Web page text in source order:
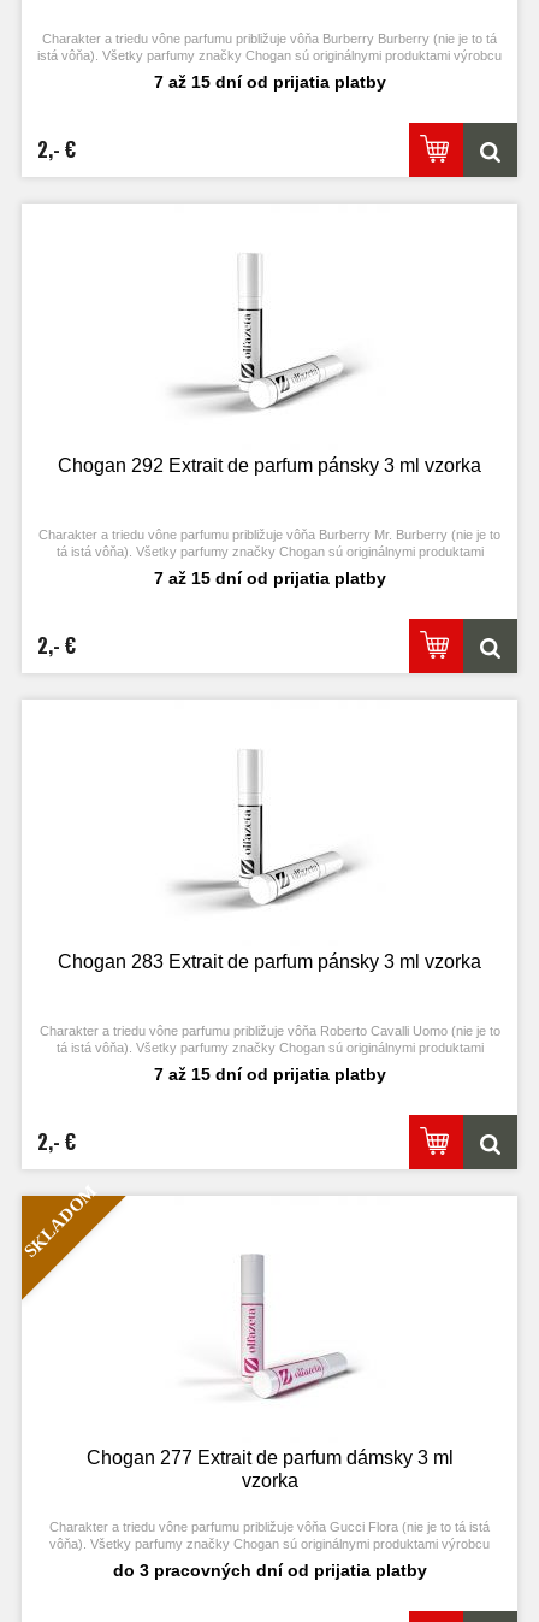
Charakter a triedu vône parfumu približuje vôňa Burberry Burberry (nie je to tá
istá vôňa). Všetky parfumy značky Chogan sú originálnymi produktami výrobcu
7 až 15 dní od prijatia platby
2,- €
Chogan 292 Extrait de parfum pánsky 3 ml vzorka
Charakter a triedu vône parfumu približuje vôňa Burberry Mr. Burberry (nie je to
tá istá vôňa). Všetky parfumy značky Chogan sú originálnymi produktami
výrobcu Chogan.
7 až 15 dní od prijatia platby
2,- €
Chogan 283 Extrait de parfum pánsky 3 ml vzorka
Charakter a triedu vône parfumu približuje vôňa Roberto Cavalli Uomo (nie je to
tá istá vôňa). Všetky parfumy značky Chogan sú originálnymi produktami
výrobcu Chogan.
7 až 15 dní od prijatia platby
2,- €
SKLADOM
Chogan 277 Extrait de parfum dámsky 3 ml
vzorka
Charakter a triedu vône parfumu približuje vôňa Gucci Flora (nie je to tá istá
vôňa). Všetky parfumy značky Chogan sú originálnymi produktami výrobcu
Chogan.
do 3 pracovných dní od prijatia platby